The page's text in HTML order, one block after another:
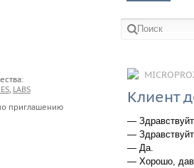
, LABS
приглашению
Клиент
—
—
— Да.
— Хорошо,